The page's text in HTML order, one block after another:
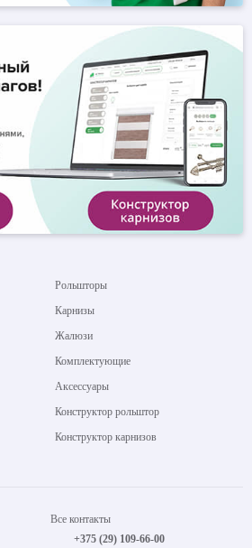
Рольшторы
Карнизы
Жалюзи
Комплектующие
Аксессуары
Конструктор рольштор
Конструктор карнизов
Все контакты
+375 (29) 109-66-00